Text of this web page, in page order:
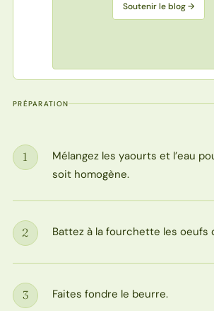
Soutenir le blog →
PRÉPARATION
Étape
1
Mélangez les yaourts et l’eau
soit homogène.
Étape
2 Battez à la fourchette les oeufs
Étape
3 Faites fondre le beurre.